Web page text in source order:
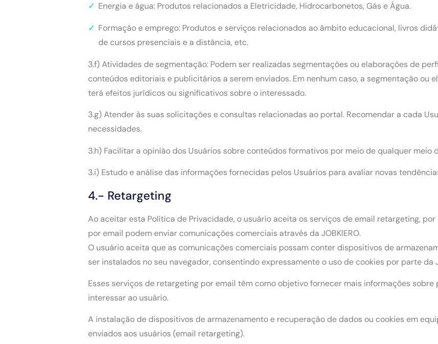
Energia e água: Produtos relacionados a Eletricidade, Hidrocarbonetos, Gás e Água.
Formação e emprego: Produtos e serviços relacionados ao âmbito educacional, livros
de cursos presenciais e a distância, etc.
3.f) Atividades de segmentação: Podem ser realizadas segmentações ou elaborações de
conteúdos editoriais e publicitários a serem enviados. Em nenhum caso, a segmentação ou
terá efeitos jurídicos ou significativos sobre o interessado.
3.g) Atender às suas solicitações e consultas relacionadas ao portal. Recomendar a cada
necessidades.
3.h) Facilitar a opinião dos Usuários sobre conteúdos formativos por meio de qualquer meio
3.i) Estudo e análise das informações fornecidas pelos Usuários para avaliar novas
4.- Retargeting
Ao aceitar esta Política de Privacidade, o usuário aceita os serviços de email retargeting,
por email podem enviar comunicações comerciais através da JOBKIERO.
O usuário aceita que as comunicações comerciais possam conter dispositivos de
ser instalados no seu navegador, consentindo expressamente o uso de cookies por parte da
Esses serviços de retargeting por email têm como objetivo fornecer mais informações
interessar ao usuário.
A instalação de dispositivos de armazenamento e recuperação de dados ou cookies em
enviados aos usuários (email retargeting).